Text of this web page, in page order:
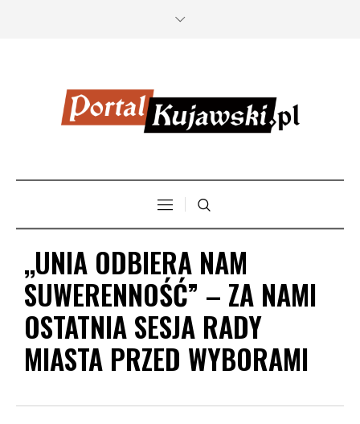
,,UNIA ODBIERA NAM
SUWERENNOŚĆ” – ZA NAMI
OSTATNIA SESJA RADY
MIASTA PRZED WYBORAMI